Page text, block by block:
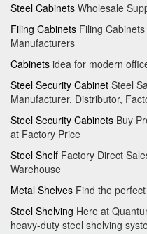
Steel Cabinets Wholesale
Filing Cabinets Filing
Manufacturers
Cabinets idea for modern
Steel Security Cabinet Steel
Manufacturer, Distributor,
Steel Security Cabinets Buy
at Factory Price
Steel Shelf Factory Direct
Warehouse
Metal Shelves Find the
Steel Shelving Here at
heavy-duty steel shelving